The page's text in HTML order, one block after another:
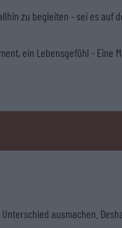
zu begleiten - sei es auf
ein Lebensgefühl - Eine
ausmachen.